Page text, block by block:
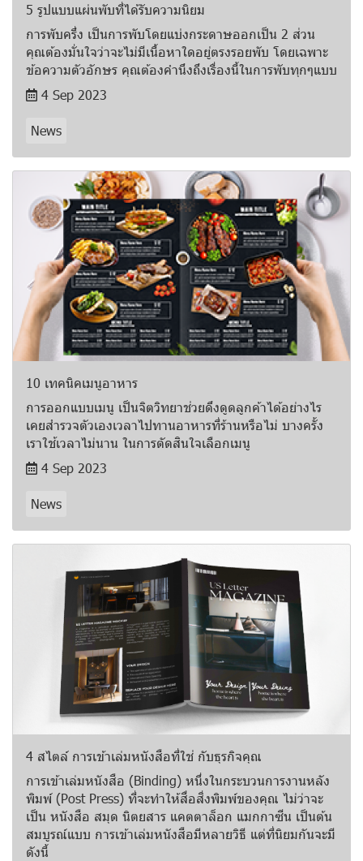
5 รูปแบบแผ่นพับที่ได้รับความนิยม
การพับครึ่ง เป็นการพับโดยแบ่งกระดาษออกเป็น 2 ส่วน
คุณต้องมั่นใจว่าจะไม่มีเนื้อหาใดอยู่ตรงรอยพับ โดยเฉพาะ
ข้อความตัวอักษร คุณต้องคำนึงถึงเรื่องนี้ในการพับทุกๆแบบ
4 Sep 2023
News
10 เทคนิคเมนูอาหาร
การออกแบบเมนู เป็นจิตวิทยาช่วยดึงดูดลูกค้าได้อย่างไร
เคยสำรวจตัวเองเวลาไปทานอาหารที่ร้านหรือไม่ บางครั้ง
เราใช้เวลาไม่นาน ในการตัดสินใจเลือกเมนู
4 Sep 2023
News
4 สไตล์ การเข้าเล่มหนังสือที่ใช่ กับธุรกิจคุณ
การเข้าเล่มหนังสือ (Binding) หนึ่งในกระบวนการงานหลัง
พิมพ์ (Post Press) ที่จะทำให้สื่อสิ่งพิมพ์ของคุณ ไม่ว่าจะ
เป็น หนังสือ สมุด นิตยสาร แคตตาล็อก แมกกาซีน เป็นต้น
สมบูรณ์แบบ การเข้าเล่มหนังสือมีหลายวิธี แต่ที่นิยมกันจะมี
ดังนี้